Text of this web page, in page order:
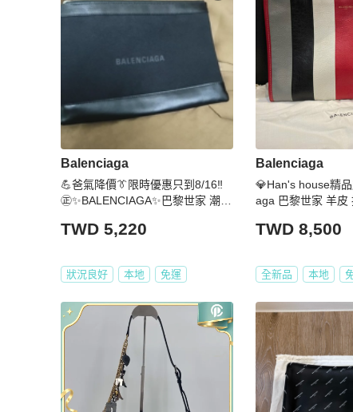
Balenciaga
💪爸氣降價👔限時優惠只到8/16‼️
㊣✨BALENCIAGA✨巴黎世家 潮流
鏈條包 斜背包 肩背包/二手包/二手
TWD 5,220
狀況良好 本地 免運
Balenciaga
💎Han's house精
aga 巴黎世家 羊皮
TWD 8,500
全新品 本地